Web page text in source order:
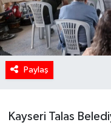
Paylaş
Kayseri Talas
İlginç
KÜLTÜR SANAT
Oyun